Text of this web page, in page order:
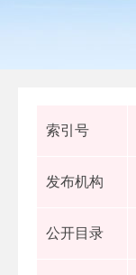
索引号
发布机构
公开目录